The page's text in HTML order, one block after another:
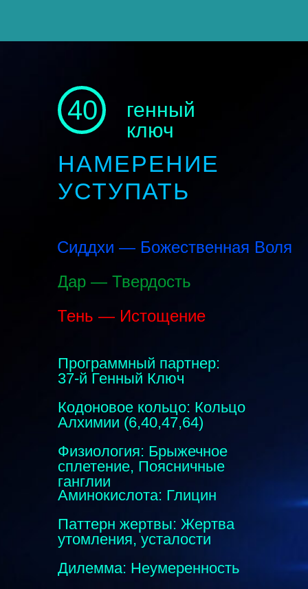
генный
ключ
40
НАМЕРЕНИЕ
УСТУПАТЬ
Программный партнер:
37-й Генный Ключ
Кодоновое кольцо: Кольцо
Алхимии (6,40,47,64)
Физиология: Брыжечное
сплетение, Поясничные
ганглии
Аминокислота: Глицин
Паттерн жертвы: Жертва
утомления, усталости
Дилемма: Неумеренность
Сиддхи — Божественная Воля
Дар — Твердость
Тень — Истощение